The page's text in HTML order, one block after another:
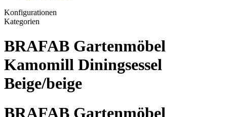
Konfigurationen
Kategorien
BRAFAB Gartenmöbel
Kamomill Diningsessel
Beige/beige
BRAFAB Gartenmöbel